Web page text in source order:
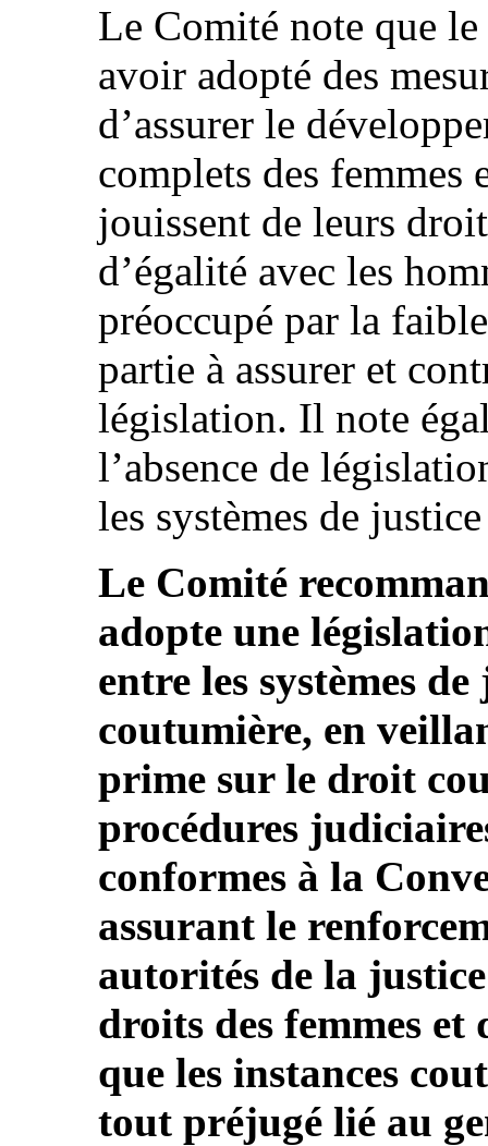
Le Comité note que
avoir adopté des
d’assurer le
complets des femmes
jouissent de leurs
d’égalité avec les
préoccupé par la
partie à assurer et
législation. Il note
l’absence de
les systèmes de
Le Comité
adopte une
entre les systèmes
coutumière, en
prime sur le droit
procédures
conformes à la
assurant le
autorités de la
droits des femmes et
que les instances
tout préjugé lié au